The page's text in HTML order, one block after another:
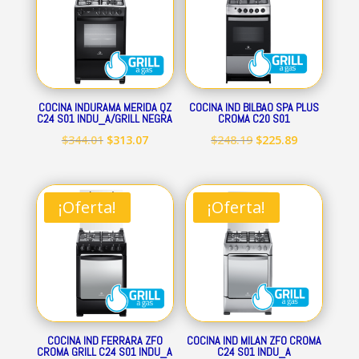
COCINA INDURAMA MERIDA QZ
C24 S01 INDU_A/GRILL NEGRA
$344.01 El
original
era:
$344.01.
$313.07El
actual
COCINA IND BILBAO SPA PLUS
CROMA C20 S01
$248.19 El
original
era:
$248.19.
$225.89El
actual
¡Oferta!
COCINA IND FERRARA ZFO
CROMA GRILL C24 S01 INDU_A
¡Oferta!
COCINA IND MILAN ZFO CROMA
C24 S01 INDU_A